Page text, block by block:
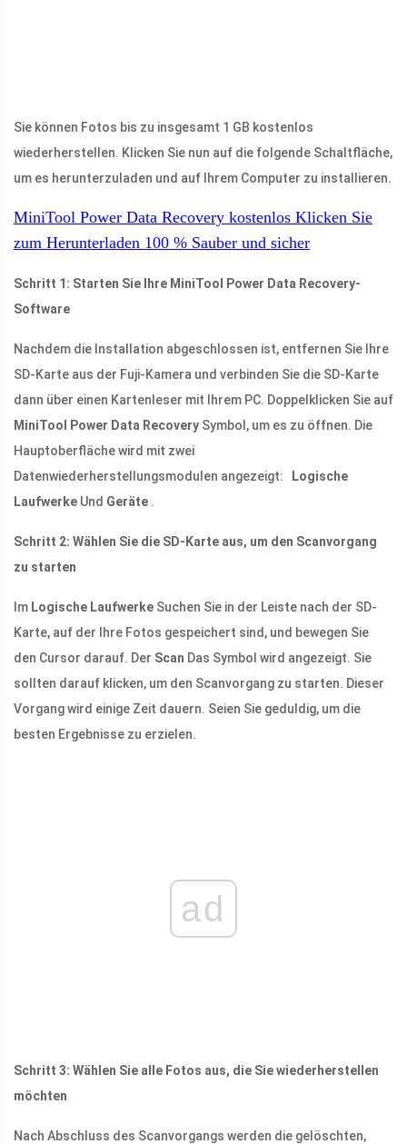
Sie können Fotos bis zu insgesamt 1 GB kostenlos
wiederherstellen. Klicken Sie nun auf die folgende Schaltfläche,
um es herunterzuladen und auf Ihrem Computer zu installieren.
MiniTool Power Data Recovery kostenlos Klicken Sie
zum Herunterladen 100 % Sauber und sicher
Schritt 1: Starten Sie Ihre MiniTool Power Data Recovery-
Software
Nachdem die Installation abgeschlossen ist, entfernen Sie Ihre
SD-Karte aus der Fuji-Kamera und verbinden Sie die SD-Karte
dann über einen Kartenleser mit Ihrem PC. Doppelklicken Sie auf
MiniTool Power Data Recovery Symbol, um es zu öffnen. Die
Hauptoberfläche wird mit zwei
Datenwiederherstellungsmodulen angezeigt: Logische
Laufwerke Und Geräte .
Schritt 2: Wählen Sie die SD-Karte aus, um den Scanvorgang
zu starten
Im Logische Laufwerke Suchen Sie in der Leiste nach der SD-
Karte, auf der Ihre Fotos gespeichert sind, und bewegen Sie
den Cursor darauf. Der Scan Das Symbol wird angezeigt. Sie
sollten darauf klicken, um den Scanvorgang zu starten. Dieser
Vorgang wird einige Zeit dauern. Seien Sie geduldig, um die
besten Ergebnisse zu erzielen.
ad
Schritt 3: Wählen Sie alle Fotos aus, die Sie wiederherstellen
möchten
Nach Abschluss des Scanvorgangs werden die gelöschten,